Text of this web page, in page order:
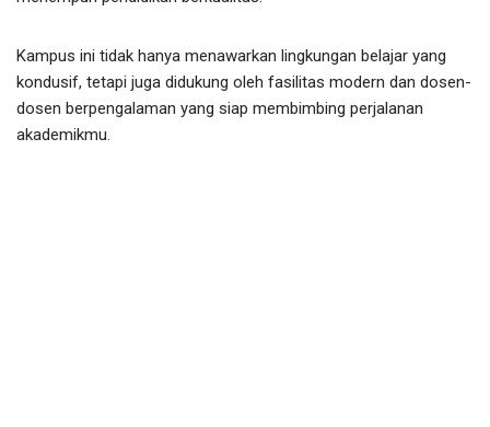
Kampus ini tidak hanya menawarkan lingkungan belajar yang
kondusif, tetapi juga didukung oleh fasilitas modern dan dosen-
dosen berpengalaman yang siap membimbing perjalanan
akademikmu.